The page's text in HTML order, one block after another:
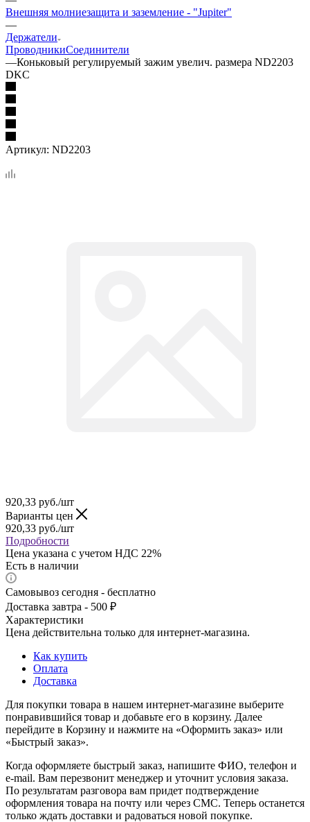
Внешняя молниезащита и заземление - "Jupiter"
—
Держатели
ПроводникиСоединители
—Коньковый регулируемый зажим увелич. размера ND2203
DKC
Артикул: ND2203
920,33 руб./шт
Варианты цен
920,33 руб./шт
Подробности
Цена указана с учетом НДС 22%
Есть в наличии
Самовывоз сегодня - бесплатно
Доставка завтра - 500 ₽
Характеристики
Цена действительна только для интернет-магазина.
Как купить
Оплата
Доставка
Для покупки товара в нашем интернет-магазине выберите
понравившийся товар и добавьте его в корзину. Далее
перейдите в Корзину и нажмите на «Оформить заказ» или
«Быстрый заказ».
Когда оформляете быстрый заказ, напишите ФИО, телефон и
e-mail. Вам перезвонит менеджер и уточнит условия заказа.
По результатам разговора вам придет подтверждение
оформления товара на почту или через СМС. Теперь останется
только ждать доставки и радоваться новой покупке.